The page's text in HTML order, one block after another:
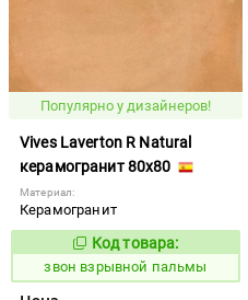
Популярно у дизайнеров!
Vives Laverton R Natural
керамогранит 80x80
Материал:
Керамогранит
454942
Код товара:
звон взрывной пальмы